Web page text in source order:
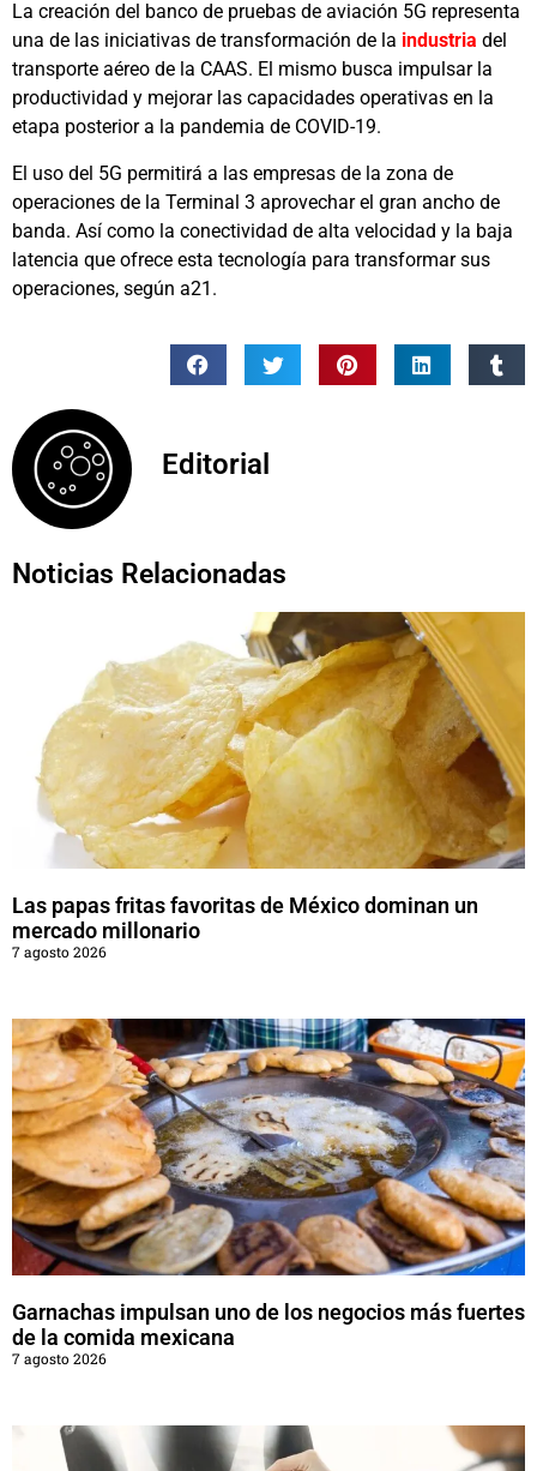
La creación del banco de pruebas de aviación 5G representa
una de las iniciativas de transformación de la industria del
transporte aéreo de la CAAS. El mismo busca impulsar la
productividad y mejorar las capacidades operativas en la
etapa posterior a la pandemia de COVID-19.
El uso del 5G permitirá a las empresas de la zona de
operaciones de la Terminal 3 aprovechar el gran ancho de
banda. Así como la conectividad de alta velocidad y la baja
latencia que ofrece esta tecnología para transformar sus
operaciones, según a21.
Editorial
Noticias Relacionadas
Las papas fritas favoritas de México dominan un
mercado millonario
7 agosto 2026
Garnachas impulsan uno de los negocios más fuertes
de la comida mexicana
7 agosto 2026